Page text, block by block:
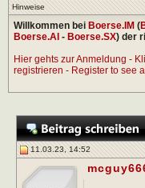
Hinweise
Willkommen bei Boerse.IM (
Boerse.AI - Boerse.SX) der
Hier gehts zur Anmeldung -
registrieren - Register to see
11.03.23, 14:52